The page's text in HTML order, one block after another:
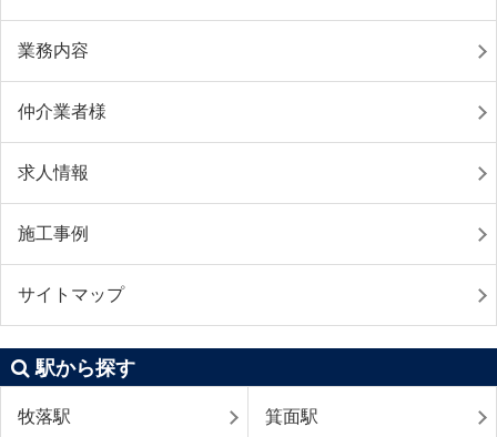
業務内容
仲介業者様
求人情報
施工事例
サイトマップ
駅から探す
牧落駅 箕面駅